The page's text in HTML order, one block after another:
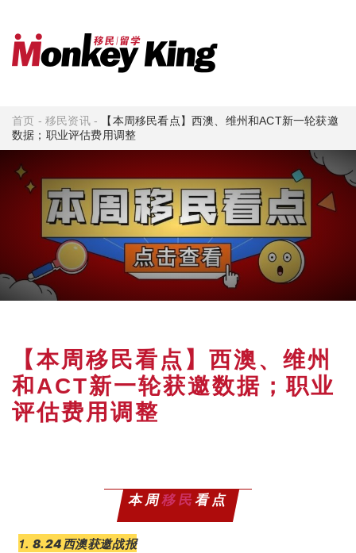
首页 -移民资讯-
【本周移民看点】西澳、维州和ACT新一轮获邀
数据；职业评估费用调整
【本周移民看点】西澳、维州
和ACT新一轮获邀数据；职业
评估费用调整
本周移民看点
1. 8.24西澳获邀战报